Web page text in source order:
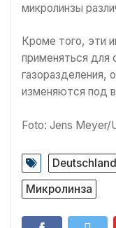
микролинзы
Кроме того, эти
применяться для
газоразделения,
изменяются под
Foto: Jens Meyer/
Deutschland
Микролинза